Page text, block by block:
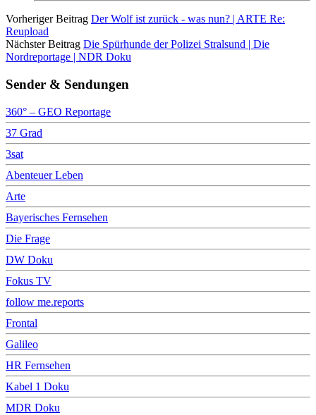
Vorheriger Beitrag Der Wolf ist zurück - was nun? | ARTE Re:
Reupload
Nächster Beitrag Die Spürhunde der Polizei Stralsund | Die
Nordreportage | NDR Doku
Sender & Sendungen
360° – GEO Reportage
37 Grad
3sat
Abenteuer Leben
Arte
Bayerisches Fernsehen
Die Frage
DW Doku
Fokus TV
follow me.reports
Frontal
Galileo
HR Fernsehen
Kabel 1 Doku
MDR Doku